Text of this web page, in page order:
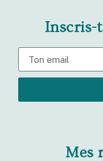
Inscris-
Mes